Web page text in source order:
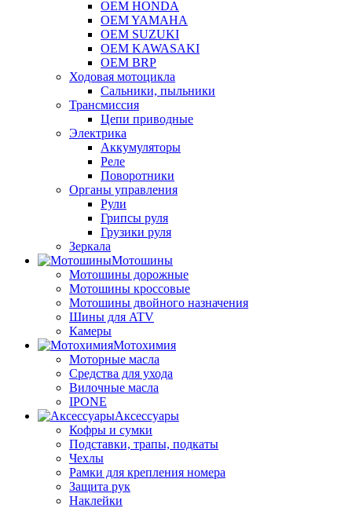
OEM HONDA
OEM YAMAHA
OEM SUZUKI
OEM KAWASAKI
OEM BRP
Ходовая мотоцикла
Сальники, пыльники
Трансмиссия
Цепи приводные
Электрика
Аккумуляторы
Реле
Поворотники
Органы управления
Рули
Грипсы руля
Грузики руля
Зеркала
Мотошины
Мотошины дорожные
Мотошины кроссовые
Мотошины двойного назначения
Шины для ATV
Камеры
Мотохимия
Моторные масла
Средства для ухода
Вилочные масла
IPONE
Аксессуары
Кофры и сумки
Подставки, трапы, подкаты
Чехлы
Рамки для крепления номера
Защита рук
Наклейки